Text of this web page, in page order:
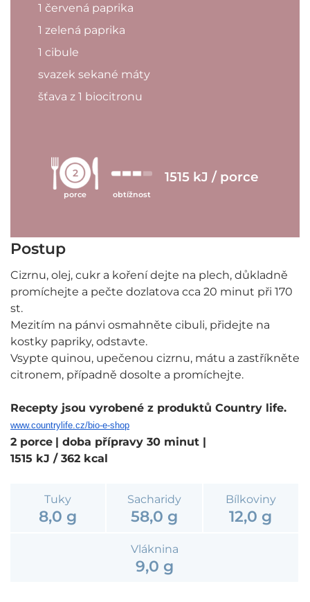
1 červená paprika
1 zelená paprika
1 cibule
svazek sekané máty
šťava z 1 biocitronu
2
porce obtížnost
1515 kJ / porce
Postup
Cizrnu, olej, cukr a koření dejte na plech, důkladně
promíchejte a pečte dozlatova cca 20 minut při 170
st.
Mezitím na pánvi osmahněte cibuli, přidejte na
kostky papriky, odstavte.
Vsypte quinou, upečenou cizrnu, mátu a zastříkněte
citronem, případně dosolte a promíchejte.
Recepty jsou vyrobené z produktů Country life.
www.countrylife.cz/bio-e-shop
2 porce | doba přípravy 30 minut |
1515 kJ / 362 kcal
Tuky
8,0 g
Sacharidy
58,0 g
Bílkoviny
12,0 g
Vláknina
9,0 g